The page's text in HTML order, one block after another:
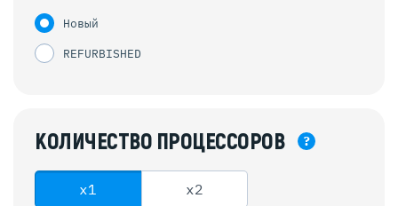
Новый
REFURBISHED
КОЛИЧЕСТВО ПРОЦЕССОРОВ ?
x1 x2